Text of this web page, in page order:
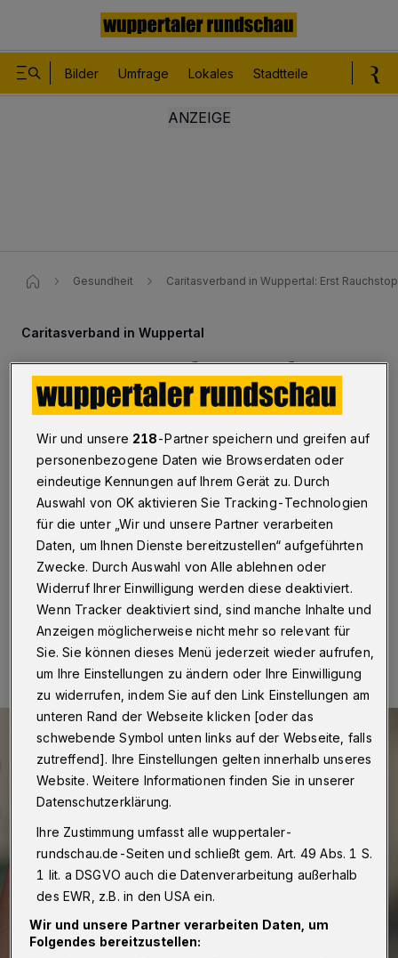
Bilder Umfrage Lokales Stadtteile
Gesundheit Caritasverband in Wuppertal​: Erst
Caritasverband in Wuppertal
Kurs: Erst Rauchstopp, dann
rauchfrei
Wuppertal·Der Caritasverband bietet für den 19. April
2024 einen weiteren „Rauchfrei Tageskurs“ in
Wuppertal an. Dabei handelt es sich um ein
Gruppenangebot zur Tabakentwöhnung für alle, die
langfristig ohne Nikotin leben wollen und sich dabei
professionelle Unterstützung benötigen bzw.
wünschen.
09.04.2024 , 09:30 Uhr Eine Minute Lesezeit
Wir und unsere 218-Partner speichern und greifen auf
personenbezogene Daten wie Browserdaten oder
eindeutige Kennungen auf Ihrem Gerät zu. Durch
Auswahl von OK aktivieren Sie Tracking-Technologien
für die unter „Wir und unsere Partner verarbeiten
Daten, um Ihnen Dienste bereitzustellen“ aufgeführten
Zwecke. Durch Auswahl von Alle ablehnen oder
Widerruf Ihrer Einwilligung werden diese deaktiviert.
Wenn Tracker deaktiviert sind, sind manche Inhalte und
Anzeigen möglicherweise nicht mehr so relevant für
Sie. Sie können dieses Menü jederzeit wieder aufrufen,
um Ihre Einstellungen zu ändern oder Ihre Einwilligung
zu widerrufen, indem Sie auf den Link Einstellungen am
unteren Rand der Webseite klicken [oder das
schwebende Symbol unten links auf der Webseite, falls
zutreffend]. Ihre Einstellungen gelten innerhalb unseres
Website. Weitere Informationen finden Sie in unserer
Datenschutzerklärung.
Ihre Zustimmung umfasst alle wuppertaler-
rundschau.de-Seiten und schließt gem. Art. 49 Abs. 1 S.
1 lit. a DSGVO auch die Datenverarbeitung außerhalb
des EWR, z.B. in den USA ein.
Wir und unsere Partner verarbeiten Daten, um
Folgendes bereitzustellen: